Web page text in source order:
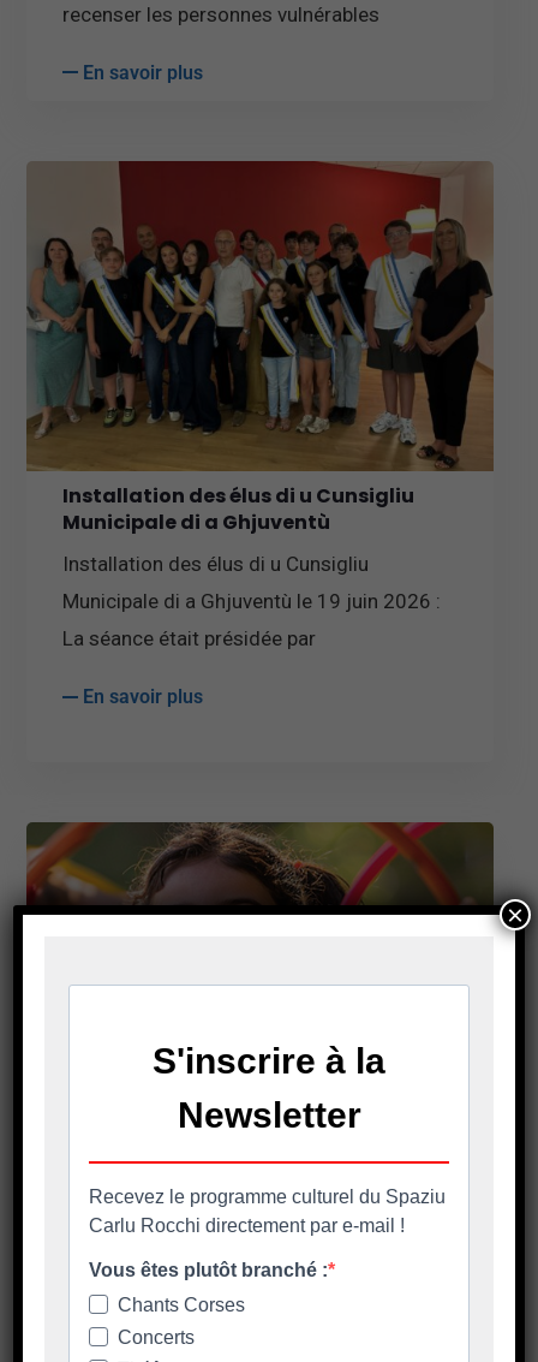
recenser les personnes vulnérables
En savoir plus
Installation des élus di u Cunsigliu
Municipale di a Ghjuventù
Installation des élus di u Cunsigliu
Municipale di a Ghjuventù le 19 juin 2026 :
La séance était présidée par
En savoir plus
Inscriptions Centre de loisirs
La municipalité de BIGUGLIA vous informe
que le centre de loisirs sera ouvert aux
enfants de 3 à 17 ans
×